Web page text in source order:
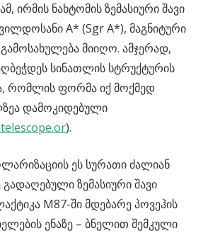
ირმის ნახტომის ზემასიური შავი
А* (Sgr A*), მაგნიტური
მიიღო. ამჯერად,
სინათლის სტრუქტურის
რომლის ფორმა იქ მოქმედ
დამოკიდებული
).
ეს სურათი ძალიან
გადაღებული ზემასიური შავი
M87-ში მდებარე პოვეჰის
ენაზე – ბნელით შემკული